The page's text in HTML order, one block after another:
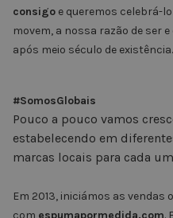
consigo e queremos celebrá-
movem, a nossa razão de ser
após meio século de existência.
#SomosGlobais
Pouco a pouco vamos
estabelecendo em
marcas locais para cada
Em 2013, iniciámos as vendas
com espumapormedida.com.